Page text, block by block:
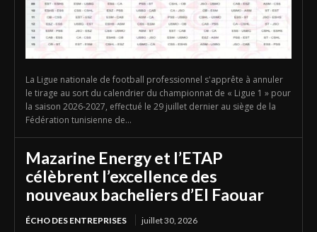
La Ligue nationale de football professionnel s'apprête à annuler
le tirage au sort du calendrier du championnat de « Ligue 1 » pour
la saison 2026-2027, effectué le 29 juillet dernier au siège de la
Fédération tunisienne de...
Mazarine Energy et l’ETAP
célèbrent l’excellence des
nouveaux bacheliers d’El Faouar
ÉCHO DES ENTREPRISES juillet 30, 2026